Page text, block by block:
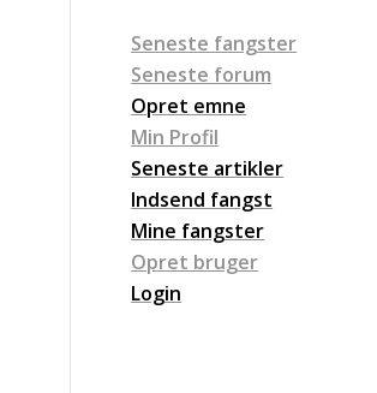
Seneste fangster
Seneste forum
Opret emne
Min Profil
Seneste artikler
Indsend fangst
Mine fangster
Opret bruger
Login